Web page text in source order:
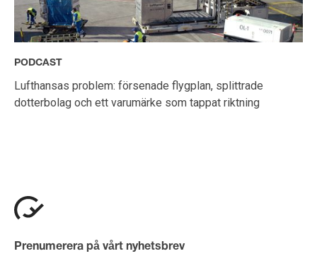
PODCAST
Lufthansas problem: försenade flygplan, splittrade
dotterbolag och ett varumärke som tappat riktning
Prenumerera på vårt nyhetsbrev